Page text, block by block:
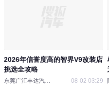
2026年信誉度高的智界V9改装店
挑选全攻略
东莞广汇丰达汽车装饰 08-02 03:29